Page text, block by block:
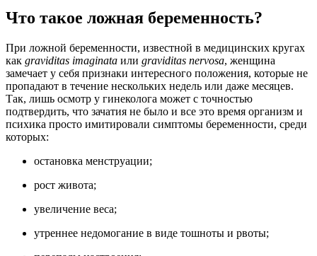
Что такое ложная беременность?
При ложной беременности, известной в медицинских кругах
как graviditas imaginata или graviditas nervosa, женщина
замечает у себя признаки интересного положения, которые не
пропадают в течение нескольких недель или даже месяцев.
Так, лишь осмотр у гинеколога может с точностью
подтвердить, что зачатия не было и все это время организм и
психика просто имитировали симптомы беременности, среди
которых:
остановка менструации;
рост живота;
увеличение веса;
утреннее недомогание в виде тошноты и рвоты;